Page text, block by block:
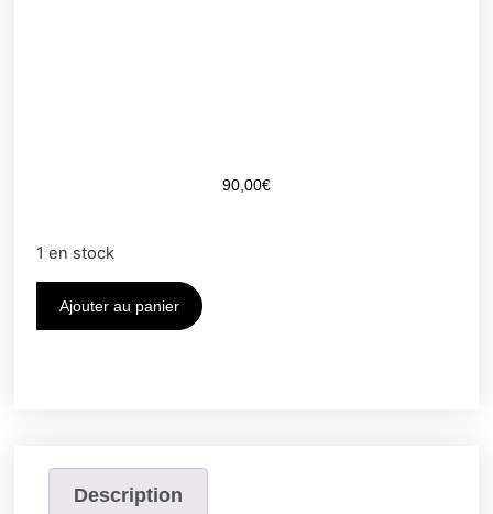
90,00€
1 en stock
Ajouter au panier
Description